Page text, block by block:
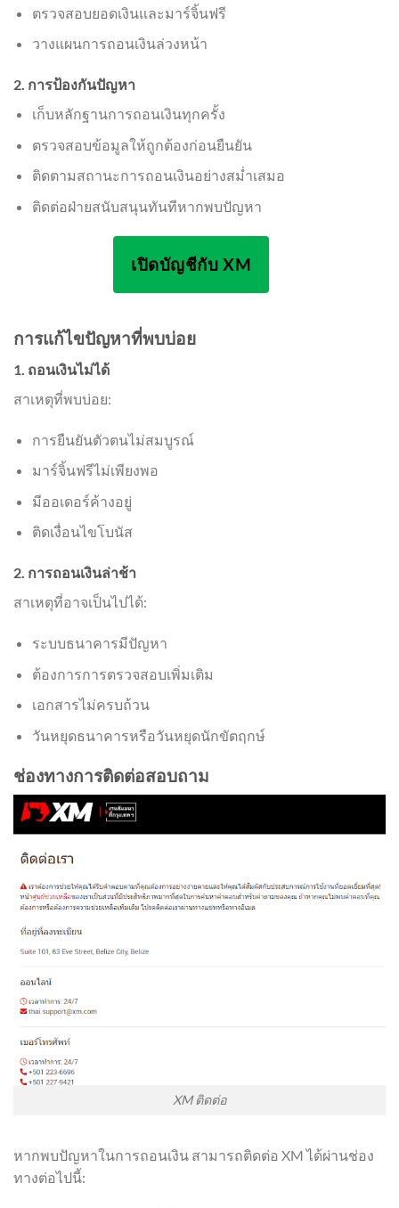
ตรวจสอบยอดเงินและมาร์จิ้นฟรี
วางแผนการถอนเงินล่วงหน้า
2. การป้องกันปัญหา
เก็บหลักฐานการถอนเงินทุกครั้ง
ตรวจสอบข้อมูลให้ถูกต้องก่อนยืนยัน
ติดตามสถานะการถอนเงินอย่างสม่ำเสมอ
ติดต่อฝ่ายสนับสนุนทันทีหากพบปัญหา
เปิดบัญชีกับ XM
การแก้ไขปัญหาที่พบบ่อย
1. ถอนเงินไม่ได้
สาเหตุที่พบบ่อย:
การยืนยันตัวตนไม่สมบูรณ์
มาร์จิ้นฟรีไม่เพียงพอ
มีออเดอร์ค้างอยู่
ติดเงื่อนไขโบนัส
2. การถอนเงินล่าช้า
สาเหตุที่อาจเป็นไปได้:
ระบบธนาคารมีปัญหา
ต้องการการตรวจสอบเพิ่มเติม
เอกสารไม่ครบถ้วน
วันหยุดธนาคารหรือวันหยุดนักขัตฤกษ์
ช่องทางการติดต่อสอบถาม
XM ติดต่อ
หากพบปัญหาในการถอนเงิน สามารถติดต่อ XM ได้ผ่านช่อง
ทางต่อไปนี้: